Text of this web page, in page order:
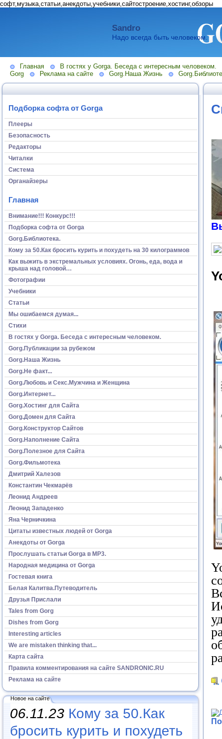
софт,музыка,статьи,анекдоты,учебники,сайтостроение,хостинг,обзоры
Sandro
Надо всегда быть человеком.
Главная
В гостях у Gorga. Беседа с интересным человеком.
Gorg
Реклама на сайте Gorg.Наша Жизнь
Подборка софта от Gorga
Плееры
Безопасность
Редакторы
Читалки
Система
Органайзеры
Главная
Внимание!!! Конкурс!!!
Подборка софта от Gorga
Gorg.Библиотека.
Кому за 50.Как бросить курить и похудеть на 30 килограммов
Как выжить в экстремальных условиях. Огонь, еда, вода и
крыша над головой…
Фотографии
Учебники
Статьи
Мы ошибаемся думая...
Стихи
В гостях у Gorga. Беседа с интересным человеком.
Gorg.Публикации за рубежом
Gorg.Наша Жизнь
Gorg.Не факт...
Gorg.Любовь и Секс.Мужчина и Женщина
Gorg.Интернет...
Gorg.Хостинг для Сайта
Gorg.Домен для Сайта
Gorg.Конструктор Сайтов
Gorg.Наполнение Сайта
Gorg.Полезное для Сайта
Gorg.Фильмотека
Дмитрий Халезов
Константин Чекмарёв
Леонид Андреев
Леонид Западенко
Яна Черничкина
Цитаты известных людей от Gorga
Анекдоты от Gorga
Прослушать статьи Gorga в МР3.
Народная медицина от Gorga
Гостевая книга
Белая Калитва.Путеводитель
Друзья Прислали
Tales from Gorg
Dishes from Gorg
Interesting articles
We are mistaken thinking that...
Карта сайта
Правила комментирования на сайте SANDRONIC.RU
Реклама на сайте
Новое на сайте
06.11.23 Кому за 50.Как
бросить курить и похудеть